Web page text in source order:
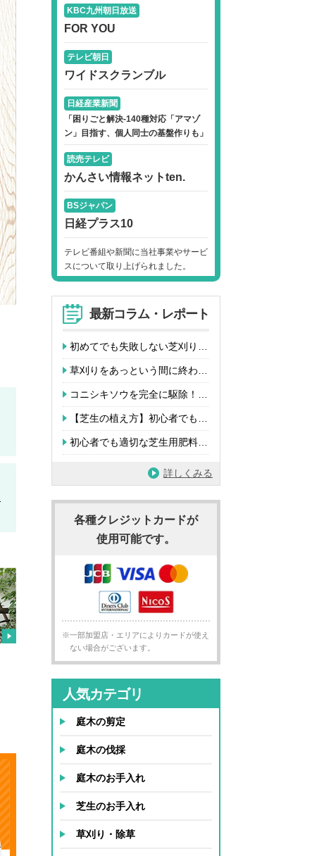
KBC九州朝日放送
FOR YOU
テレビ朝日
ワイドスクランブル
日経産業新聞
「困りごと解決-140種対応「アマゾ
ン」目指す、個人同士の基盤作りも」
読売テレビ
かんさい情報ネットten.
BSジャパン
日経プラス10
テレビ番組や新聞に当社事業やサービ
スについて取り上げられました。
最新コラム・レポート
初めてでも失敗しない芝刈り…
草刈りをあっという間に終わ…
コニシキソウを完全に駆除！…
【芝生の植え方】初心者でも…
初心者でも適切な芝生用肥料…
詳しくみる
各種クレジットカードが
使用可能です。
※一部加盟店・エリアによりカードが使え
ない場合がございます。
人気カテゴリ
庭木の剪定
庭木の伐採
庭木のお手入れ
芝生のお手入れ
草刈り・除草